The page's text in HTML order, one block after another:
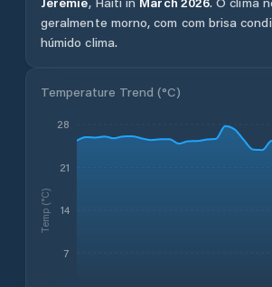
geralmente morno, com com brisa
húmido clima.
Temperature Trend (°C)
7
14
21
28
Temp (°C)